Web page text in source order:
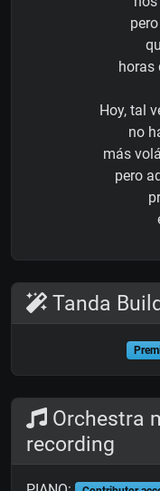
horas
Hoy, tal
no
más
pero
Tanda
Orchestra
recording